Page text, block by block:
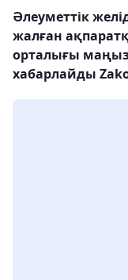
Әлеуметтік
жалған
орталығы
хабарлайды